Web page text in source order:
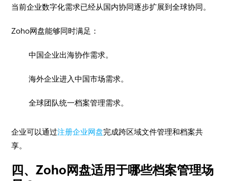
当前企业数字化需求已经从国内协同逐步扩展到全球协同。
Zoho网盘能够同时满足：
中国企业出海协作需求。
海外企业进入中国市场需求。
全球团队统一档案管理需求。
企业可以通过注册企业网盘完成跨区域文件管理和档案共
享。
四、Zoho网盘适用于哪些档案管理场